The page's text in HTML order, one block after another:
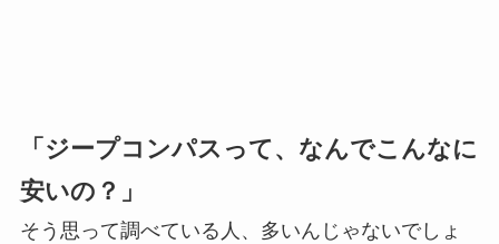
「ジープコンパスって、なんでこんなに
安いの？」
そう思って調べている人、多いんじゃないでしょ